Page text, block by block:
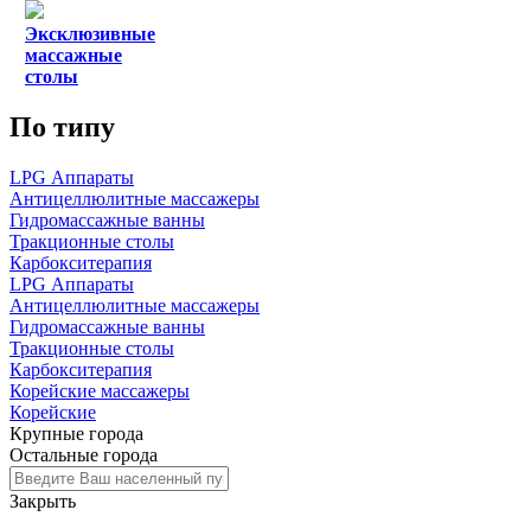
Эксклюзивные
массажные
столы
По типу
LPG Аппараты
Антицеллюлитные массажеры
Гидромассажные ванны
Тракционные столы
Карбокситерапия
LPG Аппараты
Антицеллюлитные массажеры
Гидромассажные ванны
Тракционные столы
Карбокситерапия
Корейские массажеры
Корейские
Крупные города
Остальные города
Закрыть